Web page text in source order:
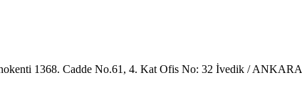
1368. Cadde No.61, 4. Kat Ofis No: 32 İvedik / ANKARA